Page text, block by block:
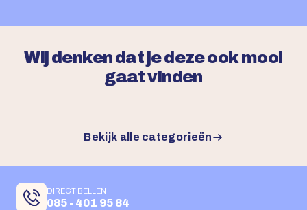
Wij denken dat je deze ook mooi
gaat vinden
Bekijk alle categorieën
DIRECT BELLEN
085 - 401 95 84